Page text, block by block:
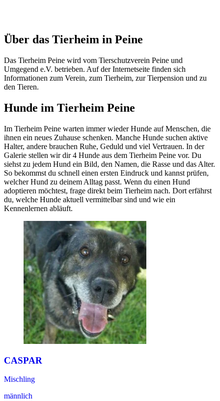
Über das Tierheim in Peine
Das Tierheim Peine wird vom Tierschutzverein Peine und
Umgegend e.V. betrieben. Auf der Internetseite finden sich
Informationen zum Verein, zum Tierheim, zur Tierpension und zu
den Tieren.
Hunde im Tierheim Peine
Im Tierheim Peine warten immer wieder Hunde auf Menschen, die
ihnen ein neues Zuhause schenken. Manche Hunde suchen aktive
Halter, andere brauchen Ruhe, Geduld und viel Vertrauen. In der
Galerie stellen wir dir 4 Hunde aus dem Tierheim Peine vor. Du
siehst zu jedem Hund ein Bild, den Namen, die Rasse und das Alter.
So bekommst du schnell einen ersten Eindruck und kannst prüfen,
welcher Hund zu deinem Alltag passt. Wenn du einen Hund
adoptieren möchtest, frage direkt beim Tierheim nach. Dort erfährst
du, welche Hunde aktuell vermittelbar sind und wie ein
Kennenlernen abläuft.
CASPAR
Mischling
männlich